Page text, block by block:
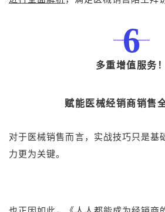
6
多重增值服务！
赋能医械经销商销售
对于医械销售而言，实战技巧只是基
力更为关键。